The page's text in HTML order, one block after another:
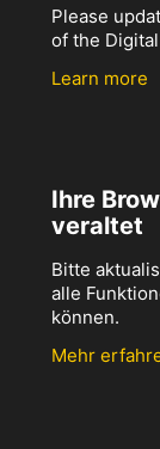
Please
of the
Learn more
Ihre
veraltet
Bitte
alle
können.
Mehr